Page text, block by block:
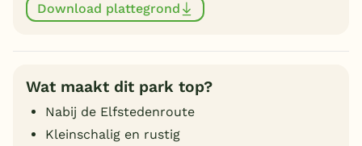
Download plattegrond
Wat maakt dit park top?
Nabij de Elfstedenroute
Kleinschalig en rustig